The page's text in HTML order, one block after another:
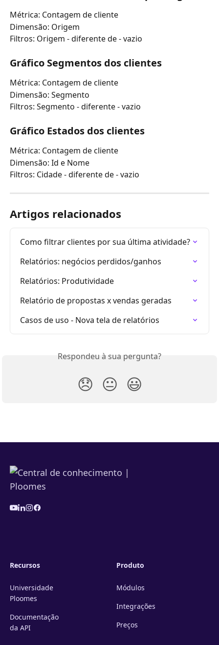
Métrica: Contagem de cliente
Dimensão: Origem
Filtros: Origem - diferente de - vazio
Gráfico Segmentos dos clientes
Métrica: Contagem de cliente
Dimensão: Segmento
Filtros: Segmento - diferente - vazio
Gráfico Estados dos clientes
Métrica: Contagem de cliente
Dimensão: Id e Nome
Filtros: Cidade - diferente de - vazio
Artigos relacionados
Como filtrar clientes por sua última atividade?
Relatórios: negócios perdidos/ganhos
Relatórios: Produtividade
Relatório de propostas x vendas geradas
Casos de uso - Nova tela de relatórios
Respondeu à sua pergunta?
😞 😐 😃
Recursos
Universidade
Ploomes
Documentação
da API
Produto
Módulos
Integrações
Preços